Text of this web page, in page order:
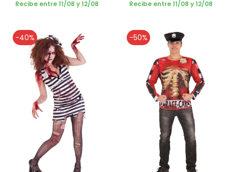
Recibe entre 11/08 y 12/08 Recibe entre 11/08 y 12/08
-40% -50%